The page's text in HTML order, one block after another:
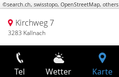
©search.ch, swisstopo, OpenStreetMap, others
Kirchweg 7
3283 Kallnach
Tel Wetter Karte